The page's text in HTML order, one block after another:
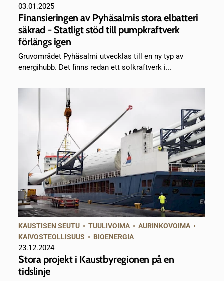
03.01.2025
Finansieringen av Pyhäsalmis stora elbatteri
säkrad - Statligt stöd till pumpkraftverk
förlängs igen
Gruvområdet Pyhäsalmi utvecklas till en ny typ av
energihubb. Det finns redan ett solkraftverk i...
KAUSTISEN SEUTU •TUULIVOIMA•AURINKOVOIMA•
KAIVOSTEOLLISUUS • BIOENERGIA
23.12.2024
Stora projekt i Kaustbyregionen på en
tidslinje